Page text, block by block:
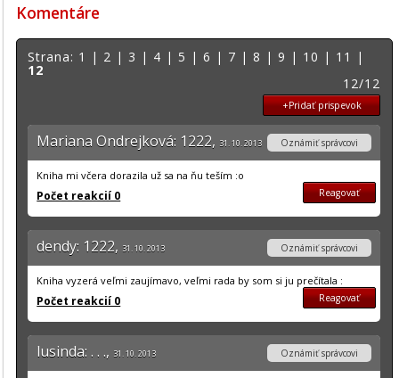
Komentáre
Strana: 1 | 2 | 3 | 4 | 5 |6 | 7 |8 |9 | 10 | 11 |
12
12/12
+Pridať prispevok
Mariana Ondrejková: 1222, 31. 10. 2013 Oznámiť správcovi
Kniha mi včera dorazila už sa na ňu teším :o
Počet reakcií 0 Reagovať
dendy: 1222, 31. 10. 2013 Oznámiť správcovi
Kniha vyzerá veľmi zaujímavo, veľmi rada by som si ju prečítala :
Počet reakcií 0 Reagovať
lusinda: . . ., 31. 10. 2013 Oznámiť správcovi